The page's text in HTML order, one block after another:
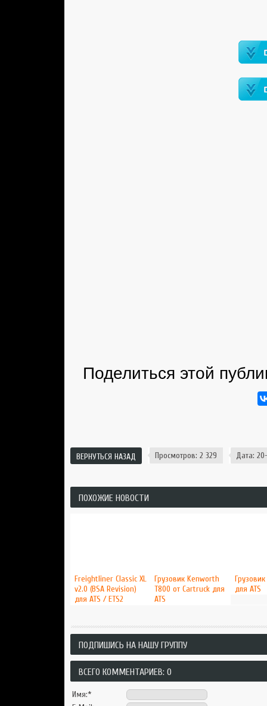
Поделиться этой
ВЕРНУТЬСЯ НАЗАД Просмотров: 2 329 Дата:
ПОХОЖИЕ НОВОСТИ
Freightliner Classic XL
v2.0 (BSA Revision)
для ATS / ETS2
Грузовик Kenworth
T800 от Cartruck для
ATS
для ATS
ПОДПИШИСЬ НА НАШУ ГРУППУ
ВСЕГО КОММЕНТАРИЕВ: 0
Имя:*